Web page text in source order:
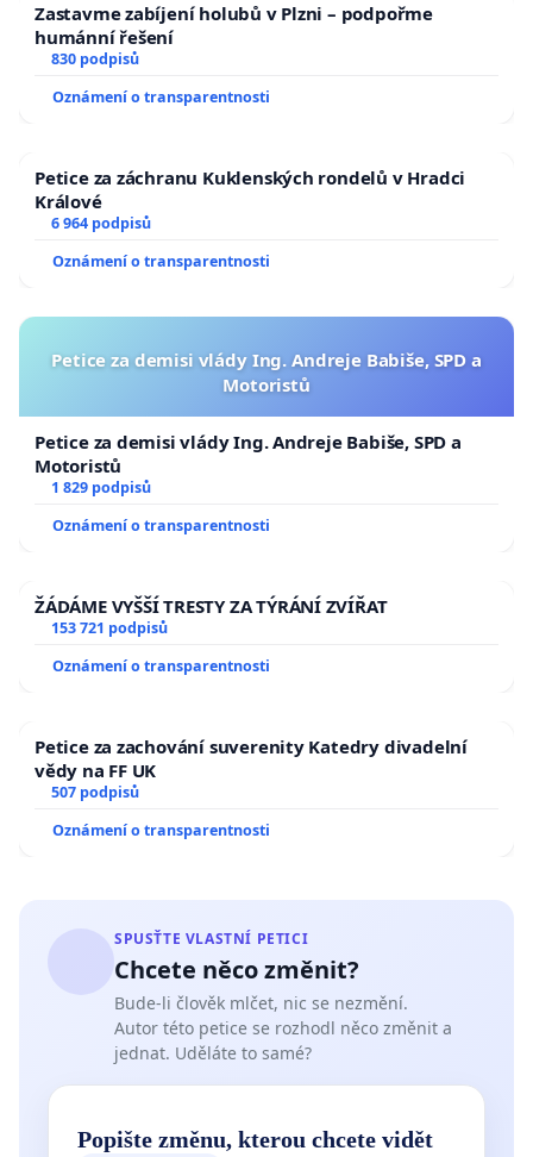
Zastavme zabíjení holubů v Plzni – podpořme
humánní řešení
830 podpisů
Oznámení o transparentnosti
Petice za záchranu Kuklenských rondelů v Hradci
Králové
6 964 podpisů
Oznámení o transparentnosti
Petice za demisi vlády Ing. Andreje Babiše, SPD a
Motoristů
Petice za demisi vlády Ing. Andreje Babiše, SPD a
Motoristů
1 829 podpisů
Oznámení o transparentnosti
ŽÁDÁME VYŠŠÍ TRESTY ZA TÝRÁNÍ ZVÍŘAT
153 721 podpisů
Oznámení o transparentnosti
Petice za zachování suverenity Katedry divadelní
vědy na FF UK
507 podpisů
Oznámení o transparentnosti
SPUSŤTE VLASTNÍ PETICI
Chcete něco změnit?
Bude-li člověk mlčet, nic se nezmění.
Autor této petice se rozhodl něco změnit a
jednat. Uděláte to samé?
Popište změnu, kterou chcete vidět